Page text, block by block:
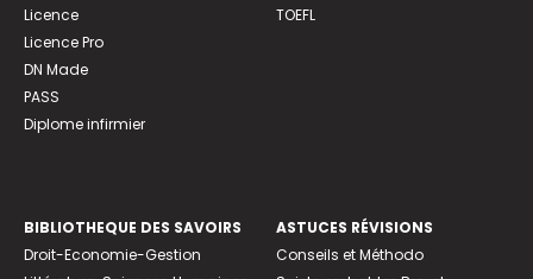
Licence
Licence Pro
DN Made
PASS
Diplome infirmier
TOEFL
BIBLIOTHEQUE DES SAVOIRS
Droit-Economie-Gestion
ASTUCES RÉVISIONS
Conseils et Méthodo